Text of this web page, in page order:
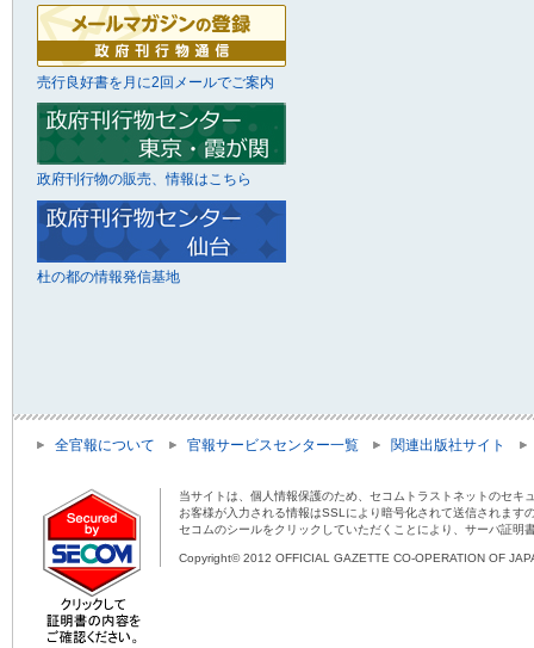
売行良好書を月に2回メールでご案内
政府刊行物の販売、情報はこちら
杜の都の情報発信基地
全官報について 官報サービスセンター一覧 関連出版社サイト
当サイトは、個人情報保護のため、セコムトラストネットのセキ
お客様が入力される情報はSSLにより暗号化されて送信されま
セコムのシールをクリックしていただくことにより、サーバ証明
Copyright© 2012 OFFICIAL GAZETTE CO-OPERATION OF